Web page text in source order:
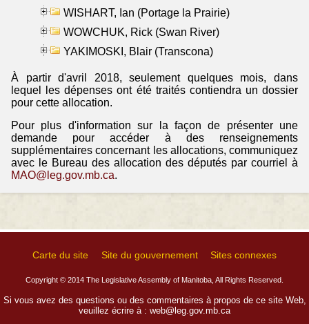
WISHART, Ian (Portage la Prairie)
WOWCHUK, Rick (Swan River)
YAKIMOSKI, Blair (Transcona)
À partir d'avril 2018, seulement quelques mois, dans
lequel les dépenses ont été traités contiendra un dossier
pour cette allocation.
Pour plus d'information sur la façon de présenter une
demande pour accéder à des renseignements
supplémentaires concernant les allocations, communiquez
avec le Bureau des allocation des députés par courriel à
MAO@leg.gov.mb.ca.
Carte du site Site du gouvernement Sites connexes
Copyright © 2014 The Legislative Assembly of Manitoba, All Rights Reserved.
Si vous avez des questions ou des commentaires à propos de ce site Web,
veuillez écrire à : web@leg.gov.mb.ca